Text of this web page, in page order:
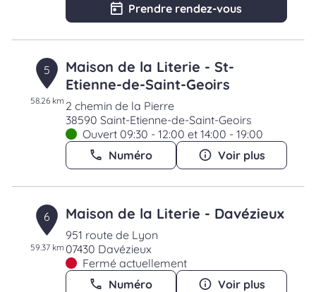
Prendre rendez-vous
5
58.26 km
Maison de la Literie - St-
Etienne-de-Saint-Geoirs
2 chemin de la Pierre
38590 Saint-Etienne-de-Saint-Geoirs
Ouvert 09:30 - 12:00 et 14:00 - 19:00
Numéro
Voir plus
6
59.37 km
Maison de la Literie - Davézieux
951 route de Lyon
07430 Davézieux
Fermé actuellement
Numéro
Voir plus